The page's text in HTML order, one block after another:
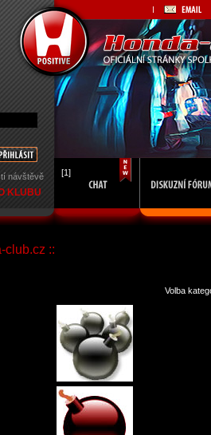
návštěvě
KLUBU
[1]
club.cz ::
Volba